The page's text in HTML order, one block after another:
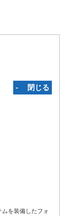
‐ 閉じる
を装備したフォ